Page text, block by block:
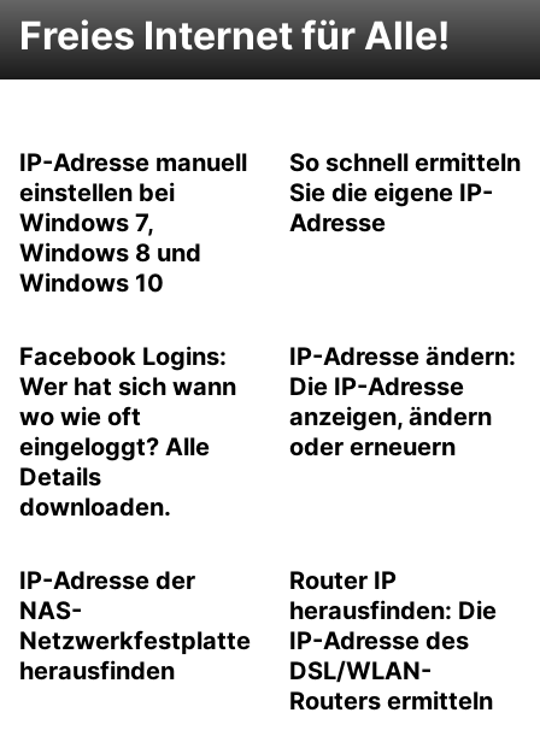
Freies Internet für Alle!
IP-Adresse manuell
einstellen bei
Windows 7,
Windows 8 und
Windows 10
So schnell ermitteln
Sie die eigene IP-
Adresse
Facebook Logins:
Wer hat sich wann
wo wie oft
eingeloggt? Alle
Details
downloaden.
IP-Adresse ändern:
Die IP-Adresse
anzeigen, ändern
oder erneuern
IP-Adresse der
NAS-
Netzwerkfestplatte
herausfinden
Router IP
herausfinden: Die
IP-Adresse des
DSL/WLAN-
Routers ermitteln